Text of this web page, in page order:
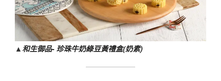
▲和生御品- 珍珠牛奶綠豆黃禮盒(奶素)